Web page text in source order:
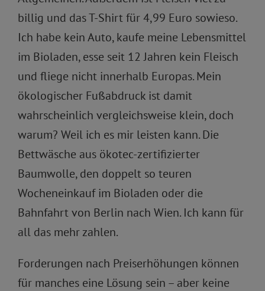
billig und das T-Shirt für 4,99 Euro sowieso.
Ich habe kein Auto, kaufe meine Lebensmittel
im Bioladen, esse seit 12 Jahren kein Fleisch
und fliege nicht innerhalb Europas. Mein
ökologischer Fußabdruck ist damit
wahrscheinlich vergleichsweise klein, doch
warum? Weil ich es mir leisten kann. Die
Bettwäsche aus ökotec-zertifizierter
Baumwolle, den doppelt so teuren
Wocheneinkauf im Bioladen oder die
Bahnfahrt von Berlin nach Wien. Ich kann für
all das mehr zahlen.
Forderungen nach Preiserhöhungen können
für manches eine Lösung sein – aber keine